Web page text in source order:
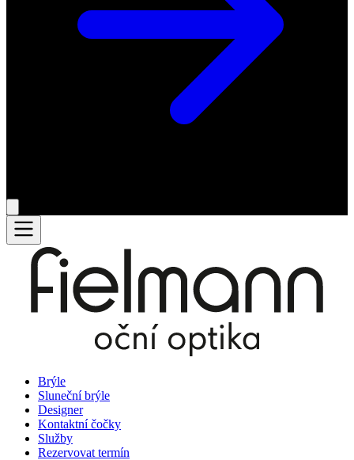
Brýle
Sluneční brýle
Designer
Kontaktní čočky
Služby
Rezervovat termín